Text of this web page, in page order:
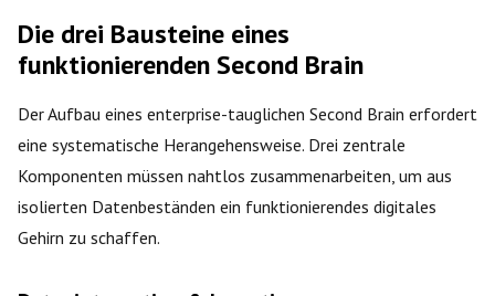
Die drei Bausteine eines
funktionierenden Second Brain
Der Aufbau eines enterprise-tauglichen Second Brain erfordert
eine systematische Herangehensweise. Drei zentrale
Komponenten müssen nahtlos zusammenarbeiten, um aus
isolierten Datenbeständen ein funktionierendes digitales
Gehirn zu schaffen.